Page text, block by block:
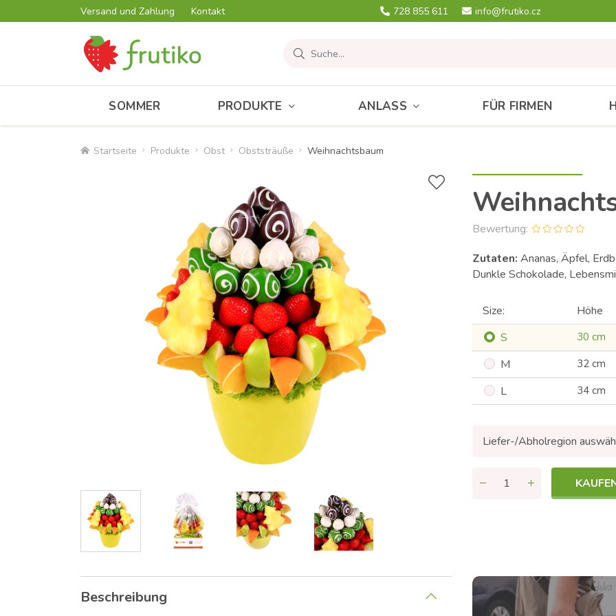
Versand und Zahlung Kontakt 728 855 611 info@frutiko.cz
SOMMER PRODUKTE ANLASS FÜR FIRMEN
Startseite Produkte Obst Obststräuße Weihnachtsbaum
Bewertung:
Zutaten: Ananas, Äpfel,
Dunkle Schokolade,
Size:
Höhe
S
30 cm
M 32 cm
L 34 cm
Liefer-/Abholregion
Beschreibung